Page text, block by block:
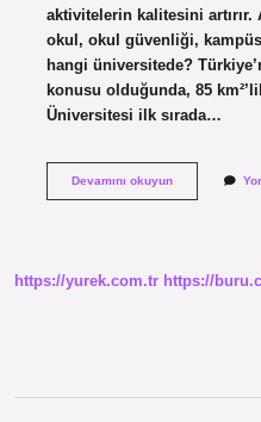
aktivitelerin kalitesini
okul, okul güvenliği,
hangi üniversitede?
konusu olduğunda, 85
Üniversitesi ilk sırada…
Devamını okuyunKampüs
https://yurek.com.tr https://